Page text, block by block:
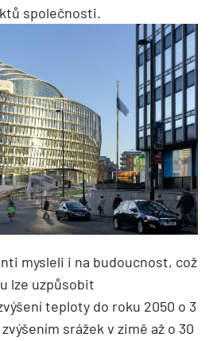
společnosti.
mysleli i na budoucnost, což
lze uzpůsobit
teploty do roku 2050 o 3
srážek v zimě až o 30